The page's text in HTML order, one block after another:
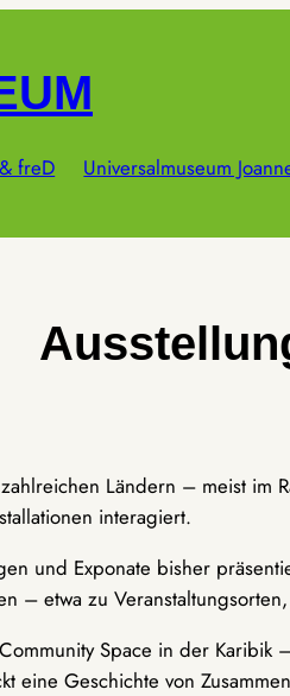
freD Universalmuseum
Ländern – meist
interagiert.
und Exponate bisher
– etwa zu
Space in der
eine Geschichte von